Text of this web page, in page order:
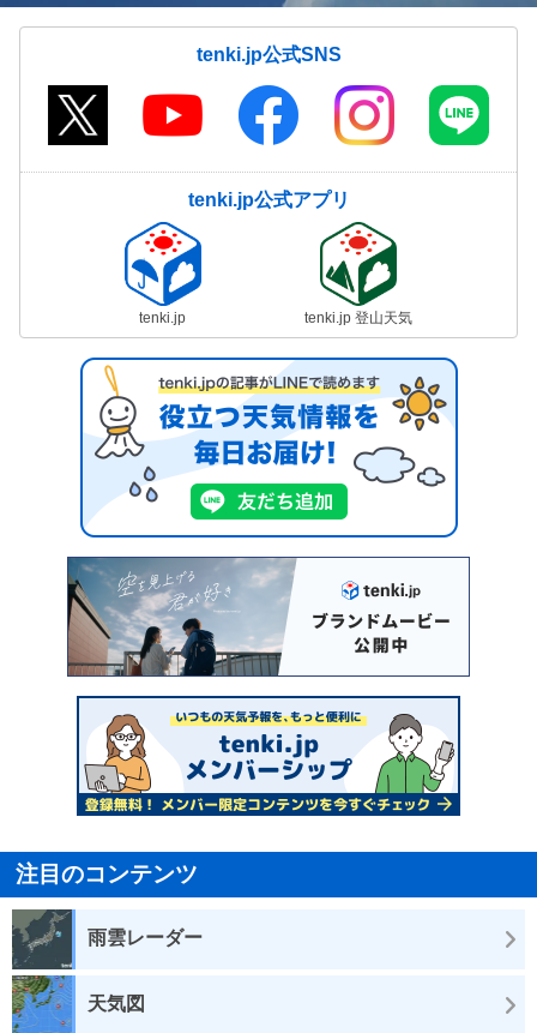
tenki.jp公式SNS
tenki.jp公式アプリ
tenki.jp tenki.jp 登山天気
注目のコンテンツ
雨雲レーダー
天気図